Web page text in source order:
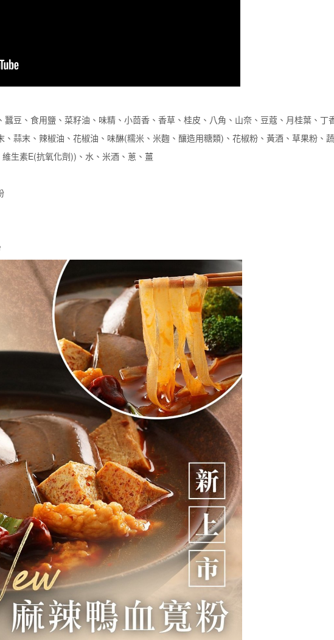
豆、食用鹽、菜籽油、味精、小茴香、香草、桂皮、八角、山奈、豆蔻、月桂葉、丁
蒜末、辣椒油、花椒油、味醂(糯米、米麴、釀造用糖類)、花椒粉、黃酒、草果粉、
生素E(抗氧化劑))、水、米酒、蔥、薑